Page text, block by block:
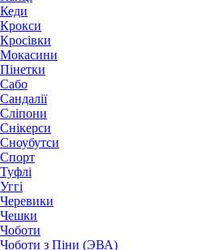
Кеди
Крокси
Кросівки
Мокасини
Пінетки
Сабо
Сандалії
Сліпони
Снікерси
Сноубутси
Спорт
Туфлі
Уггі
Черевики
Чешки
Чоботи
Чоботи з Піни (ЭВА)